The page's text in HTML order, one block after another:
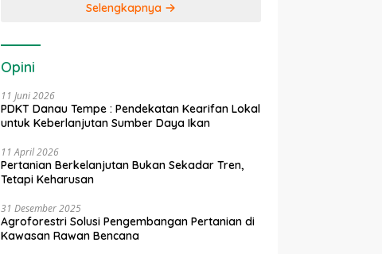
Selengkapnya
Opini
11 Juni 2026
PDKT Danau Tempe : Pendekatan Kearifan Lokal
untuk Keberlanjutan Sumber Daya Ikan
11 April 2026
Pertanian Berkelanjutan Bukan Sekadar Tren,
Tetapi Keharusan
31 Desember 2025
Agroforestri Solusi Pengembangan Pertanian di
Kawasan Rawan Bencana